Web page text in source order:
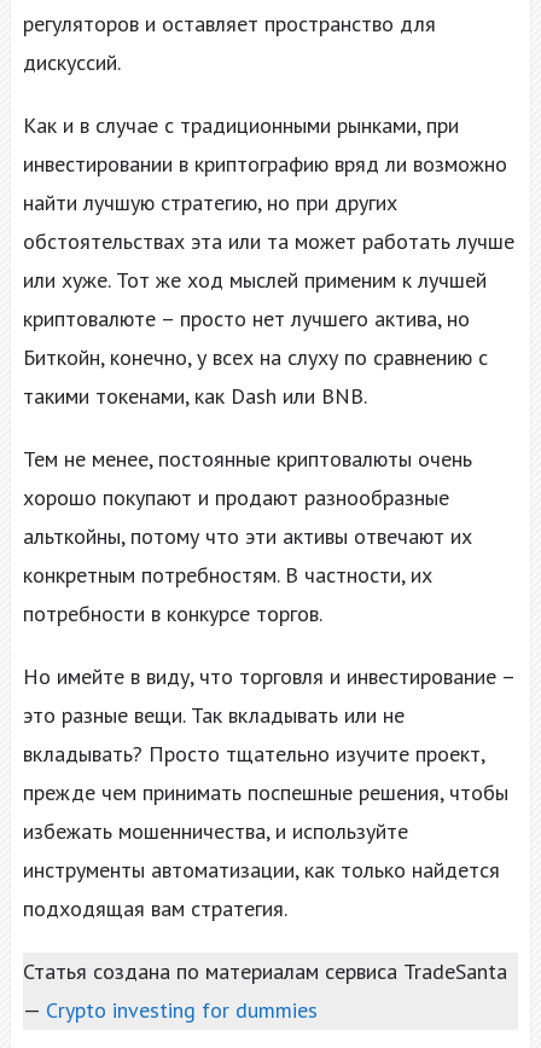
регуляторов и оставляет пространство для
дискуссий.
Как и в случае с традиционными рынками, при
инвестировании в криптографию вряд ли возможно
найти лучшую стратегию, но при других
обстоятельствах эта или та может работать лучше
или хуже. Тот же ход мыслей применим к лучшей
криптовалюте – просто нет лучшего актива, но
Биткойн, конечно, у всех на слуху по сравнению с
такими токенами, как Dash или BNB.
Тем не менее, постоянные криптовалюты очень
хорошо покупают и продают разнообразные
альткойны, потому что эти активы отвечают их
конкретным потребностям. В частности, их
потребности в конкурсе торгов.
Но имейте в виду, что торговля и инвестирование –
это разные вещи. Так вкладывать или не
вкладывать? Просто тщательно изучите проект,
прежде чем принимать поспешные решения, чтобы
избежать мошенничества, и используйте
инструменты автоматизации, как только найдется
подходящая вам стратегия.
Статья создана по материалам сервиса TradeSanta
— Crypto investing for dummies